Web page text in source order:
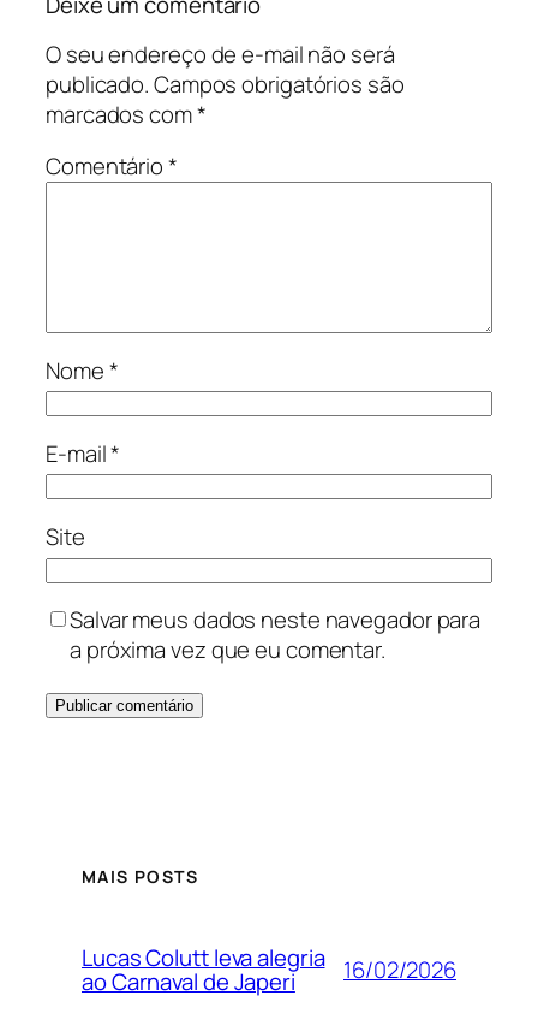
O seu endereço de e-mail não será
publicado.Campos obrigatórios são
marcados com*
Comentário*
Nome*
E-mail*
Site
Salvar meus dados neste navegador para
a próxima vez que eu comentar.
MAIS POSTS
Lucas Colutt leva alegria
ao Carnaval de Japeri 16/02/2026